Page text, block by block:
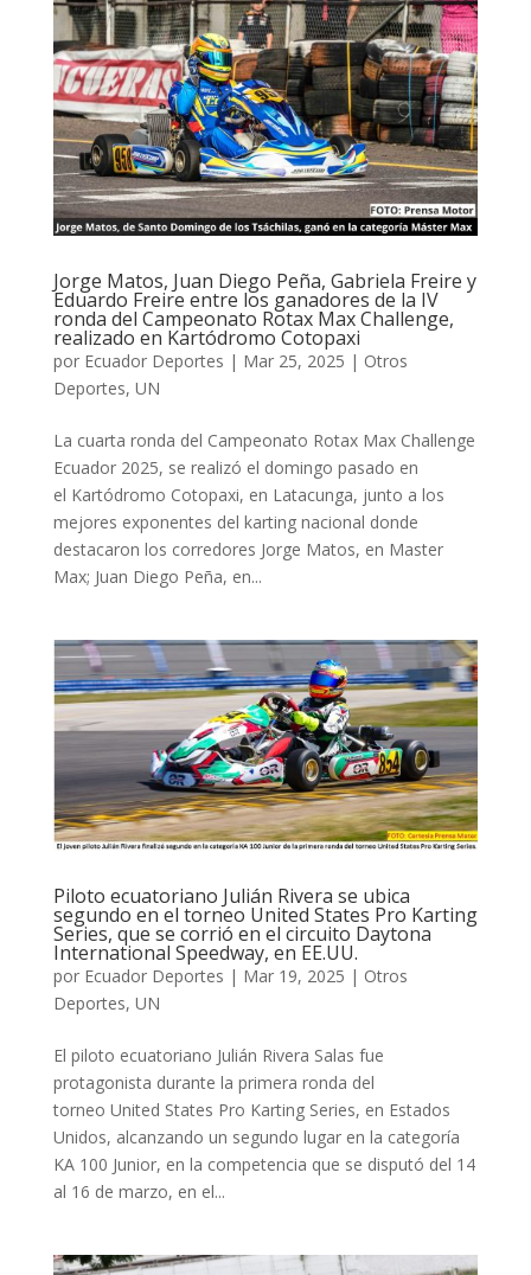
Jorge Matos, Juan Diego Peña, Gabriela Freire y
Eduardo Freire entre los ganadores de la IV
ronda del Campeonato Rotax Max Challenge,
realizado en Kartódromo Cotopaxi
por Ecuador Deportes | Mar 25, 2025 | Otros
Deportes, UN
La cuarta ronda del Campeonato Rotax Max Challenge
Ecuador 2025, se realizó el domingo pasado en
el Kartódromo Cotopaxi, en Latacunga, junto a los
mejores exponentes del karting nacional donde
destacaron los corredores Jorge Matos, en Master
Max; Juan Diego Peña, en...
Piloto ecuatoriano Julián Rivera se ubica
segundo en el torneo United States Pro Karting
Series, que se corrió en el circuito Daytona
International Speedway, en EE.UU.
por Ecuador Deportes | Mar 19, 2025 | Otros
Deportes, UN
El piloto ecuatoriano Julián Rivera Salas fue
protagonista durante la primera ronda del
torneo United States Pro Karting Series, en Estados
Unidos, alcanzando un segundo lugar en la categoría
KA 100 Junior, en la competencia que se disputó del 14
al 16 de marzo, en el...